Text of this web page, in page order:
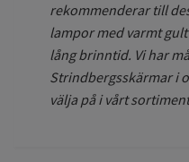
rekommenderar till
lampor med varmt
lång brinntid. Vi har
Strindbergsskärmar i
välja på i vårt